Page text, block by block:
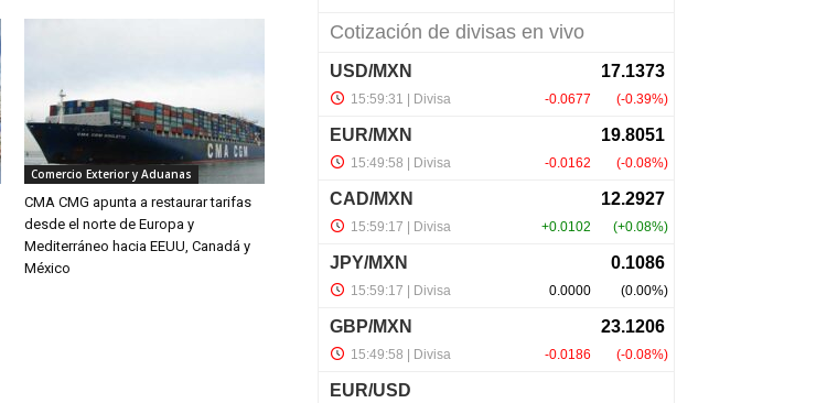
Comercio Exterior y Aduanas
CMA CMG apunta a restaurar tarifas
desde el norte de Europa y
Mediterráneo hacia EEUU, Canadá y
México